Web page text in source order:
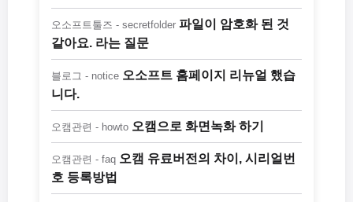
오소프트툴즈 - secretfolder 파일이 암호화 된 것
같아요. 라는 질문
블로그 - notice 오소프트 홈페이지 리뉴얼 했습
니다.
오캠관련 - howto 오캠으로 화면녹화 하기
오캠관련 - faq 오캠 유료버전의 차이, 시리얼번
호 등록방법